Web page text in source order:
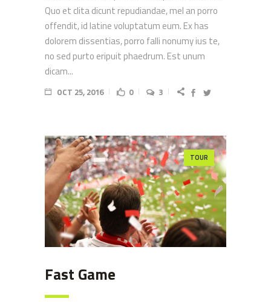
Quo et clita dicunt repudiandae, mel an porro
offendit, id latine voluptatum eum. Ex has
dolorem dissentias, porro falli nonumy ius te,
no sed purto eripuit phaedrum. Est unum
dicam...
OCT 25, 2016 0 3
TOUR
Fast Game